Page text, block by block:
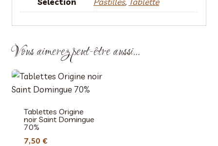
Vous aimerez peut-être aussi…
Tablettes Origine
noir Saint Domingue
70%
7,50 €